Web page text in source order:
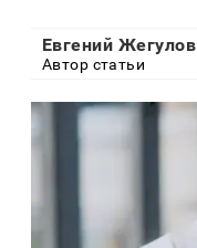
Евгений Жегулов
Автор статьи